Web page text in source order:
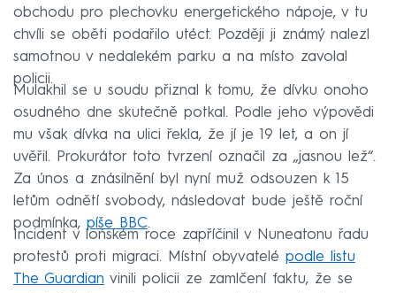
obchodu pro plechovku energetického nápoje, v tu
chvíli se oběti podařilo utéct. Později ji známý nalezl
samotnou v nedalekém parku a na místo zavolal
policii.
Mulakhil se u soudu přiznal k tomu, že dívku onoho
osudného dne skutečně potkal. Podle jeho výpovědi
mu však dívka na ulici řekla, že jí je 19 let, a on jí
uvěřil. Prokurátor toto tvrzení označil za „jasnou lež“.
Za únos a znásilnění byl nyní muž odsouzen k 15
letům odnětí svobody, následovat bude ještě roční
podmínka, píše BBC.
Incident v loňském roce zapříčinil v Nuneatonu řadu
protestů proti migraci. Místní obyvatelé podle listu
The Guardian vinili policii ze zamlčení faktu, že se